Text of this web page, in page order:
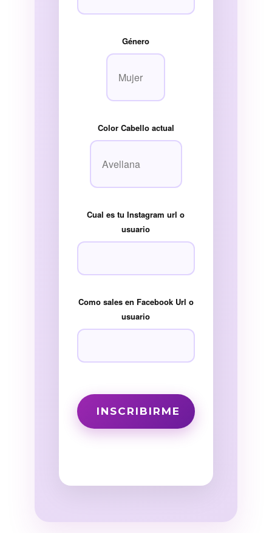
Género
Color Cabello actual
Cual es tu Instagram url o
usuario
Como sales en Facebook Url o
usuario